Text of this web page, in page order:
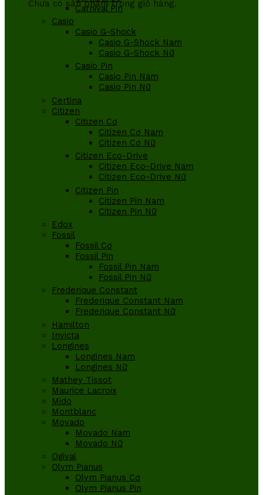
Chưa có sản phẩm trong giỏ hàng.
Carnival Pin
Casio
Casio G-Shock
Casio G-Shock Nam
Casio G-Shock Nữ
Casio Pin
Casio Pin Nam
Casio Pin Nữ
Certina
Citizen
Citizen Cơ
Citizen Cơ Nam
Citizen Cơ Nữ
Citizen Eco-Drive
Citizen Eco-Drive Nam
Citizen Eco-Drive Nữ
Citizen Pin
Citizen Pin Nam
Citizen Pin Nữ
Edox
Fossil
Fossil Cơ
Fossil Pin
Fossil Pin Nam
Fossil Pin Nữ
Frederique Constant
Frederique Constant Nam
Frederique Constant Nữ
Hamilton
Invicta
Longines
Longines Nam
Longines Nữ
Mathey Tissot
Maurice Lacroix
Mido
Montblanc
Movado
Movado Nam
Movado Nữ
Ogival
Olym Pianus
Olym Pianus Cơ
Olym Pianus Pin